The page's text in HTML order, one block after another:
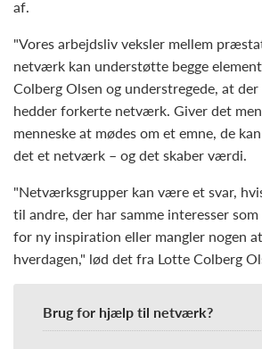
af.
"Vores arbejdsliv veksler mellem
netværk kan understøtte begge
Colberg Olsen og understregede, at
hedder forkerte netværk. Giver det
menneske at mødes om et emne, de
det et netværk – og det skaber værdi.
"Netværksgrupper kan være et svar,
til andre, der har samme interesser
for ny inspiration eller mangler nogen
hverdagen," lød det fra Lotte Colberg
Brug for hjælp til netværk?